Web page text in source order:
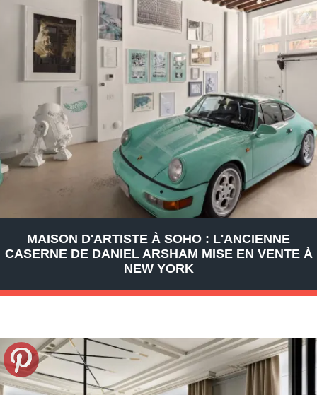
MAISON D'ARTISTE À SOHO : L'ANCIENNE
CASERNE DE DANIEL ARSHAM MISE EN VENTE À
NEW YORK